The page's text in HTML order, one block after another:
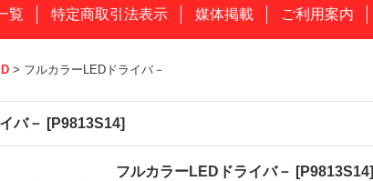
覧 特定商取引法表示 媒体掲載 ご利用案内
> フルカラーLEDドライバ－
バ－ [P9813S14]
フルカラーLEDドライバ－ [P9813S14]